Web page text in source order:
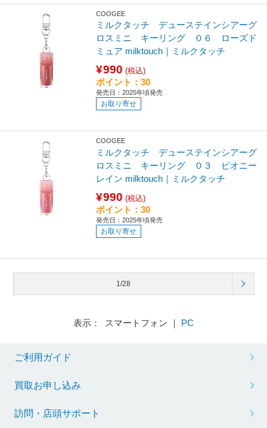
COOGEE
ミルクタッチ デューステインシアーグ
ロスミニ キーリング ０６ ローズド
ミュア milktouch｜ミルクタッチ
¥990 (税込)
ポイント：30
発売日：2025年頃発売
お取り寄せ
COOGEE
ミルクタッチ デューステインシアーグ
ロスミニ キーリング ０３ ピオニー
レイン milktouch｜ミルクタッチ
¥990 (税込)
ポイント：30
発売日：2025年頃発売
お取り寄せ
1/28
表示： スマートフォン ｜ PC
ご利用ガイド
買取お申し込み
訪問・店頭サポート